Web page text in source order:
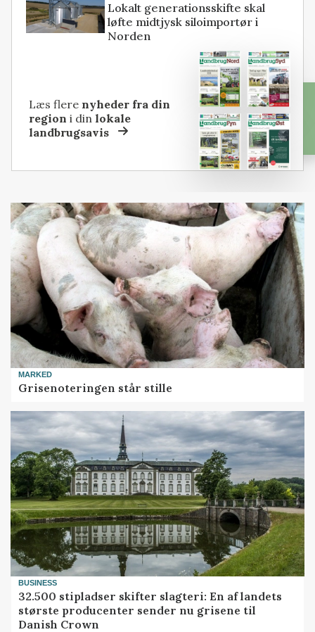
Lokalt generationsskifte skal
løfte midtjysk siloimportør i
Norden
Læs flere nyheder fra din
region i dinlokale
landbrugsavis
MARKED
Grisenoteringen står stille
BUSINESS
32.500 stipladser skifter slagteri: En af landets
største producenter sender nu grisene til
Danish Crown